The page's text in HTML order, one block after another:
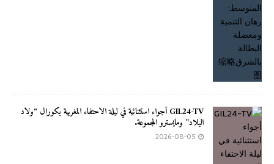
GIL24-TV أجواء استثنائية في ليلة الاحتفاء المغربية بكورال “ولاد
البلاد” ومايسترو المجموعة.
2026-08-05